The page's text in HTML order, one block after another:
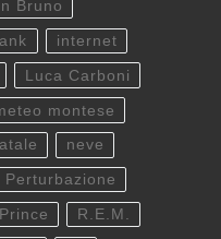
Bruno
internet
Luca Carboni
montese
neve
Perturbazione
Prince R.E.M.